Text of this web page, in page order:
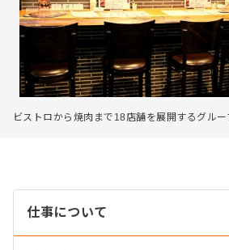
ビストロから焼肉まで18店舗を展開するグルー
仕事について